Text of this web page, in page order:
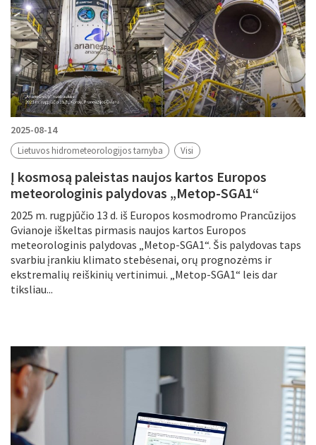
Tikslinė grupė
Periodas
Tema
2025-08-14
Lietuvos hidrometeorologijos tarnyba Visi
Į kosmosą paleistas naujos kartos Europos
meteorologinis palydovas „Metop-SGA1“
2025 m. rugpjūčio 13 d. iš Europos kosmodromo Prancūzijos
Gvianoje iškeltas pirmasis naujos kartos Europos
meteorologinis palydovas „Metop-SGA1“. Šis palydovas taps
svarbiu įrankiu klimato stebėsenai, orų prognozėms ir
ekstremalių reiškinių vertinimui. „Metop-SGA1“ leis dar
tiksliau...